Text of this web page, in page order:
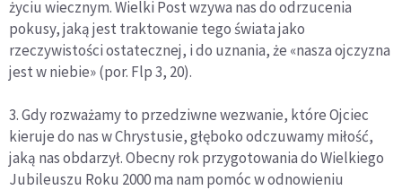
życiu wiecznym. Wielki Post wzywa nas do odrzucenia
pokusy, jaką jest traktowanie tego świata jako
rzeczywistości ostatecznej, i do uznania, że «nasza ojczyzna
jest w niebie» (por. Flp 3, 20).
3. Gdy rozważamy to przedziwne wezwanie, które Ojciec
kieruje do nas w Chrystusie, głęboko odczuwamy miłość,
jaką nas obdarzył. Obecny rok przygotowania do Wielkiego
Jubileuszu Roku 2000 ma nam pomóc w odnowieniu